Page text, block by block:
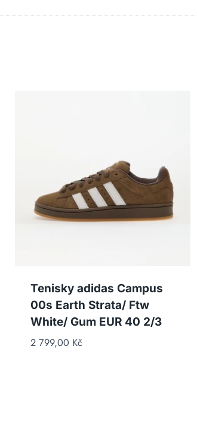
Tenisky adidas Campus
00s Earth Strata/ Ftw
White/ Gum EUR 40 2/3
2 799,00 Kč